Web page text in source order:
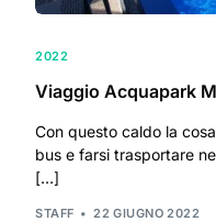
2022
Viaggio Acquapark
Con questo caldo la
bus e farsi trasportare
[…]
STAFF 22 GIUGNO 2022